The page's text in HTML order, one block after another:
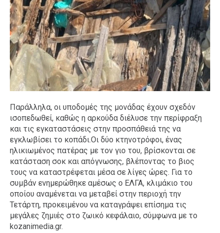
Παράλληλα, οι υποδομές της μονάδας έχουν σχεδόν
ισοπεδωθεί, καθώς η αρκούδα διέλυσε την περίφραξη
και τις εγκαταστάσεις στην προσπάθειά της να
εγκλωβίσει το κοπάδι.Οι δύο κτηνοτρόφοι, ένας
ηλικιωμένος πατέρας με τον γιο του, βρίσκονται σε
κατάσταση σοκ και απόγνωσης, βλέποντας το βιος
τους να καταστρέφεται μέσα σε λίγες ώρες. Για το
συμβάν ενημερώθηκε αμέσως ο ΕΛΓΑ, κλιμάκιο του
οποίου αναμένεται να μεταβεί στην περιοχή την
Τετάρτη, προκειμένου να καταγράψει επίσημα τις
μεγάλες ζημιές στο ζωικό κεφάλαιο, σύμφωνα με το
kozanimedia.gr.